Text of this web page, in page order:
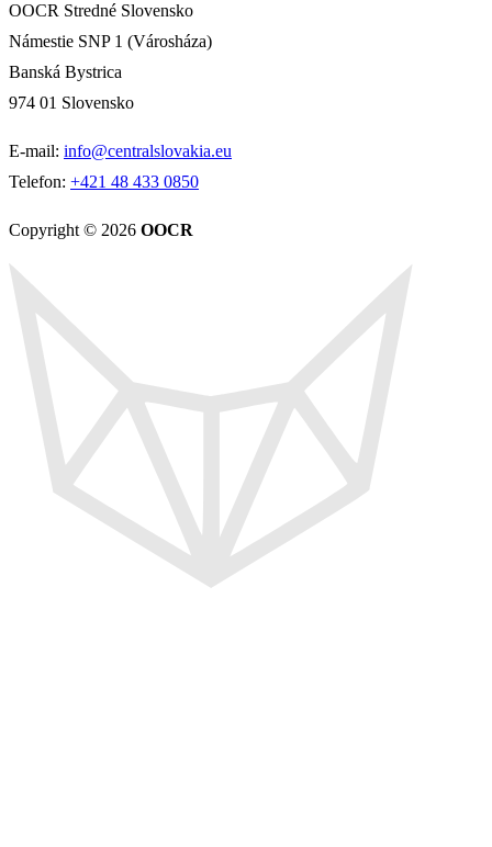
OOCR Stredné Slovensko
Námestie SNP 1 (Városháza)
Banská Bystrica
974 01 Slovensko
E-mail: info@centralslovakia.eu
Telefon: +421 48 433 0850
Copyright © 2026 OOCR